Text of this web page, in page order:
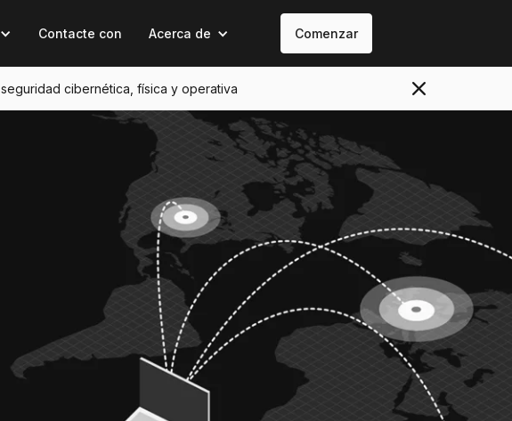
Contacte con Acerca de Comenzar
cibernética, física y operativa